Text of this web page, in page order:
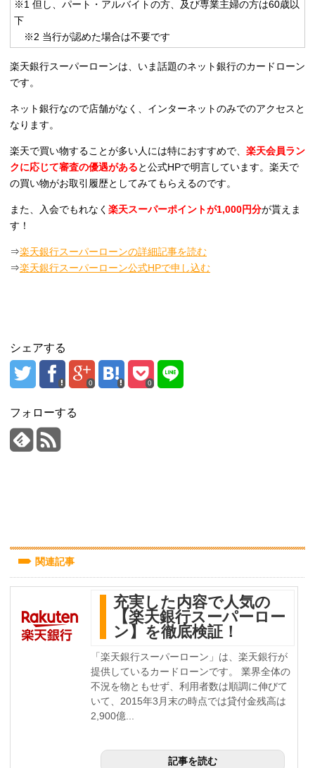
※1 但し、パート・アルバイトの方、及び専業主婦の方は60歳以
下
※2 当行が認めた場合は不要です
楽天銀行スーパーローンは、いま話題のネット銀行のカードローン
です。
ネット銀行なので店舗がなく、インターネットのみでのアクセスと
なります。
楽天で買い物することが多い人には特におすすめで、 楽天会員ラン
クに応じて審査の優遇があると公式HPで明言しています。楽天で
の買い物がお取引履歴としてみてもらえるのです。
また、入会でもれなく 楽天スーパーポイントが1,000円分が貰えま
す！
⇒楽天銀行スーパーローンの詳細記事を読む
⇒楽天銀行スーパーローン公式HPで申し込む
シェアする
0 0
フォローする
関連記事
充実した内容で人気の
【楽天銀行スーパーロー
ン】を徹底検証！
「楽天銀行スーパーローン」は、楽天銀行が
提供しているカードローンです。 業界全体の
不況を物ともせず、利用者数は順調に伸びて
いて、2015年3月末の時点では貸付金残高は
2,900億...
記事を読む